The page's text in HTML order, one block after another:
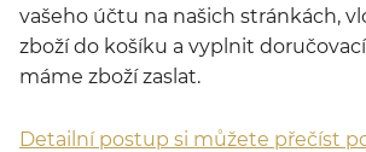
vašeho účtu na našich stránkách,
zboží do košíku a vyplnit
máme zboží zaslat.
Detailní postup si můžete přečíst